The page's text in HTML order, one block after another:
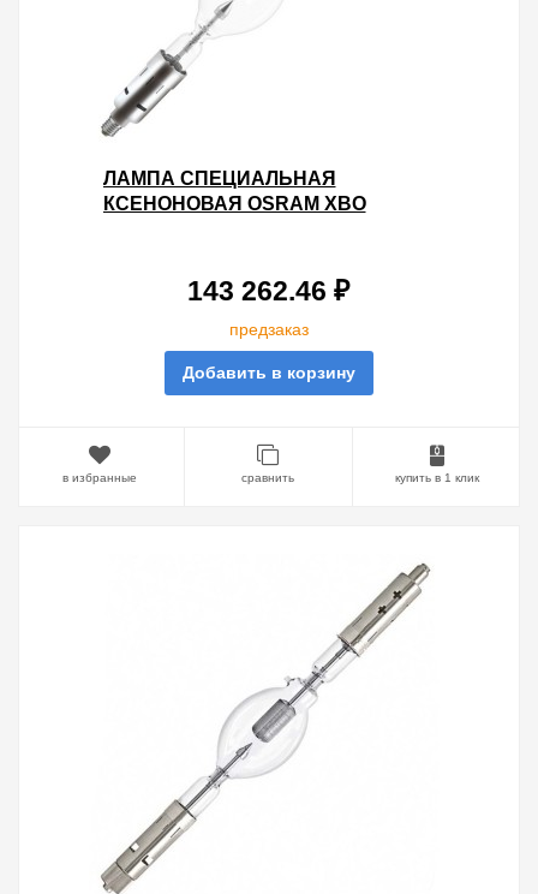
ЛАМПА СПЕЦИАЛЬНАЯ
КСЕНОНОВАЯ OSRAM XBO
143 262.46 ₽
предзаказ
Добавить в корзину
в избранные сравнить купить в 1 клик